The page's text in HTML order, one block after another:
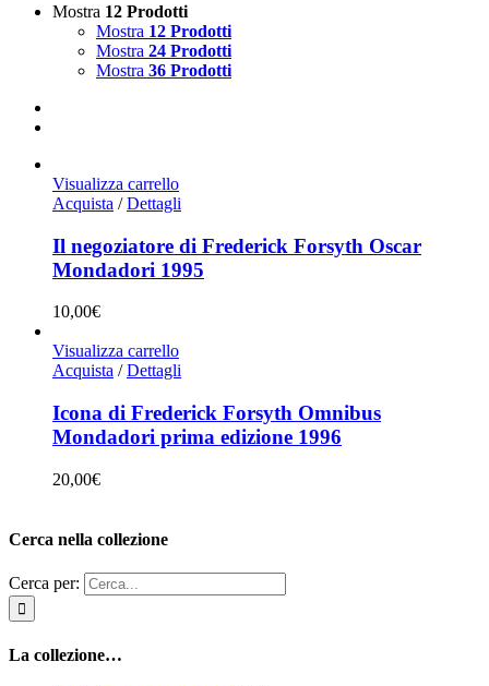
Mostra 12 Prodotti
Mostra 12 Prodotti
Mostra 24 Prodotti
Mostra 36 Prodotti
Visualizza carrello
Acquista / Dettagli
Il negoziatore di Frederick Forsyth Oscar
Mondadori 1995
10,00€
Visualizza carrello
Acquista / Dettagli
Icona di Frederick Forsyth Omnibus
Mondadori prima edizione 1996
20,00€
Cerca nella collezione
Cerca per:
La collezione…